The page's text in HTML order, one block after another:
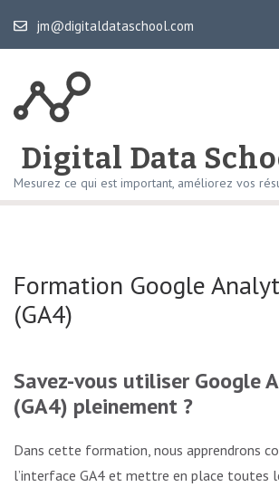
(Pressez
Entrée)
jm@digitaldataschool.com
Digital Data
Mesurez ce qui est important, améliorez vos
Formation Google
(GA4)
Savez-vous utiliser Google
(GA4) pleinement ?
Dans cette formation, nous apprendrons
l’interface GA4 et mettre en place toutes